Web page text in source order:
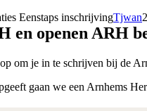
Eenstaps inschrijvingTjwan
en openen ARH
om je in te schrijven bij de
gaan we een Arnhems